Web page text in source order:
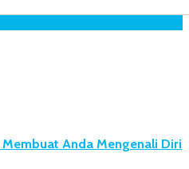
Anda Mengenali Diri